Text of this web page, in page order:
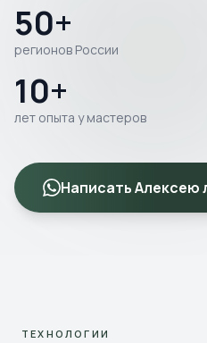
50+
регионов России
10+
лет опыта у мастеров
Написать Алексею
ТЕХНОЛОГИИ